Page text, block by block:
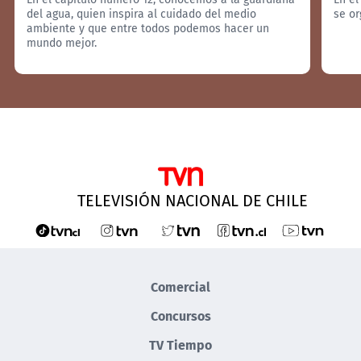
del agua, quien inspira al cuidado del medio
ambiente y que entre todos podemos hacer un
mundo mejor.
se
TELEVISIÓN NACIONAL DE CHILE
Comercial
Concursos
TV Tiempo